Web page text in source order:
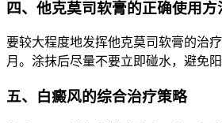
四、他克莫司软膏的正确使用方
要较大程度地发挥他克莫司软膏的治
月。涂抹后尽量不要立即碰水，避免
五、白癜风的综合治疗策略